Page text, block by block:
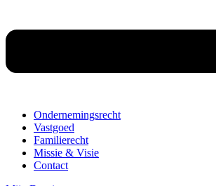
Ondernemingsrecht
Vastgoed
Familierecht
Missie & Visie
Contact